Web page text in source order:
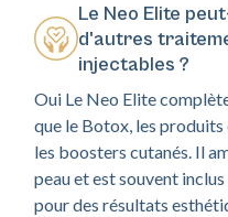
Le Neo Elite
d'autres
injectables ?
Oui Le Neo Elite
que le Botox, les
les boosters cutanés. Il
peau et est souvent
pour des résultats